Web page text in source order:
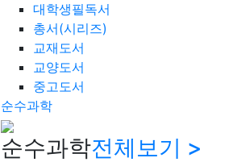
대학생필독서
총서(시리즈)
교재도서
교양도서
중고도서
순수과학
순수과학전체보기 >